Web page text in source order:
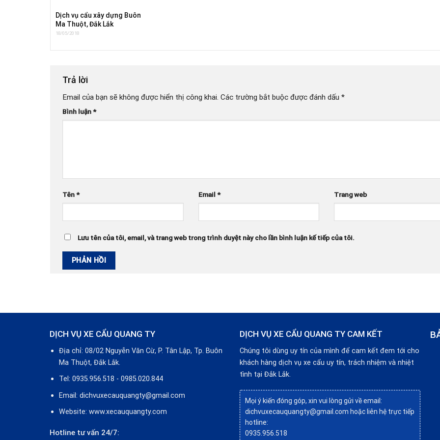
Dịch vụ cẩu xây dựng Buôn
Ma Thuột, Đắk Lắk
18/05/2018
Trả lời
Email của bạn sẽ không được hiển thị công khai. Các trường bắt buộc được đánh dấu *
Bình luận*
Tên* Email * Trang web
Lưu tên của tôi, email, và trang web trong trình duyệt này cho lần bình luận kế tiếp của tôi.
DỊCH VỤ XE CẨU QUANG TY
Địa chỉ: 08/02 Nguyễn Văn Cừ, P. Tân Lập, Tp. Buôn
Ma Thuột, Đắk Lắk.
Tel: 0935.956.518 - 0985.020.844
Email: dichvuxecauquangty@gmail.com
Website: www.xecauquangty.com
Hotline tư vấn 24/7:
DỊCH VỤ XE CẨU QUANG TY CAM KẾT
Chúng tôi dùng uy tín của mình để cam kết đem tới cho
khách hàng dịch vụ xe cẩu uy tín, trách nhiệm và nhiệt
tình tại Đắk Lắk.
Mọi ý kiến đóng góp, xin vui lòng gửi về email:
dichvuxecauquangty@gmail.com hoặc liên hệ trực tiếp
hotline:
0935.956.518